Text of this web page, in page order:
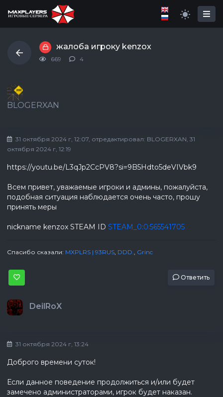
жалоба игроку kenzox
669 4
BLOGERXAN
31 октября 2024 г, 12:07, отредактировал: BLOGERXAN, 31
октября 2024 г, 12:19
https://youtu.be/L3qJp2CcPV8?si=9B5Hdto5deVIVbk9
Всем привет, уважаемые игроки и админы, пожалуйста,
подобная ситуация наблюдается очень часто, прошу
принять меры
nickname kenzox STEAM ID STEAM_0:0:565541705
Спасибо сказали: MXPLRS | 93RUS, DDD., Grinc
Ответить
DeilRoX
31 октября 2024 г, 13:24
Доброго времени суток!
Если данное поведение продолжиться и/или будет
замечено администраторами, игрок будет наказан.